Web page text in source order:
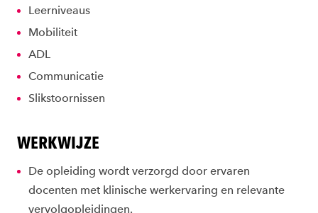
Leerniveaus
Mobiliteit
ADL
Communicatie
Slikstoornissen
WERKWIJZE
De opleiding wordt verzorgd door ervaren
docenten met klinische werkervaring en relevante
vervolgopleidingen.